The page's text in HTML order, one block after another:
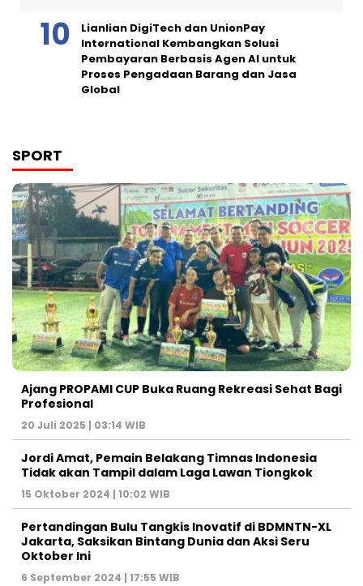
Lianlian DigiTech dan UnionPay
International Kembangkan Solusi
Pembayaran Berbasis Agen AI untuk
Proses Pengadaan Barang dan Jasa
Global
SPORT
Ajang PROPAMI CUP Buka Ruang Rekreasi Sehat Bagi
Profesional
20 Juli 2025 | 03:14 WIB
Jordi Amat, Pemain Belakang Timnas Indonesia
Tidak akan Tampil dalam Laga Lawan Tiongkok
15 Oktober 2024 | 10:02 WIB
Pertandingan Bulu Tangkis Inovatif di BDMNTN-XL
Jakarta, Saksikan Bintang Dunia dan Aksi Seru
Oktober Ini
6 September 2024 | 17:55 WIB